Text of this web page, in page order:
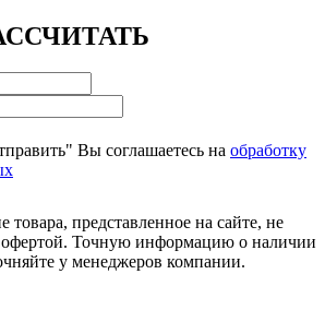
Вы соглашаетесь на обработку
представленное на сайте, не
офертой. Точную информацию о наличии
у менеджеров компании.